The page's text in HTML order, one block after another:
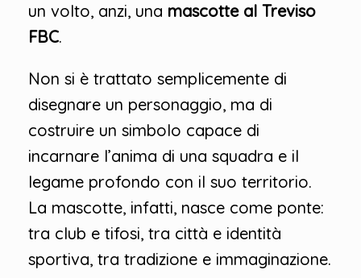
un volto, anzi, una mascotte al Treviso
FBC.
Non si è trattato semplicemente di
disegnare un personaggio, ma di
costruire un simbolo capace di
incarnare l’anima di una squadra e il
legame profondo con il suo territorio.
La mascotte, infatti, nasce come ponte:
tra club e tifosi, tra città e identità
sportiva, tra tradizione e immaginazione.